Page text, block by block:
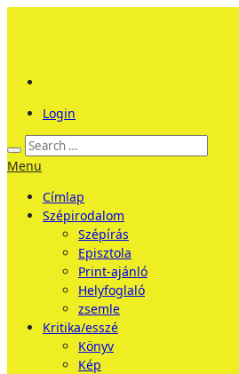
Login
Menu
Címlap
Szépirodalom
Szépírás
Episztola
Print-ajánló
Helyfoglaló
zsemle
Kritika/esszé
Könyv
Kép